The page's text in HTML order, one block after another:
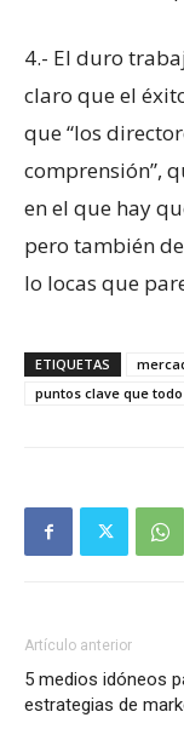
4.- El duro
claro que el
que “los
comprensión”,
en el que hay
pero también
lo locas que
ETIQUETAS
puntos clave que
Artículo anterior
5 medios idóneos
estrategias de